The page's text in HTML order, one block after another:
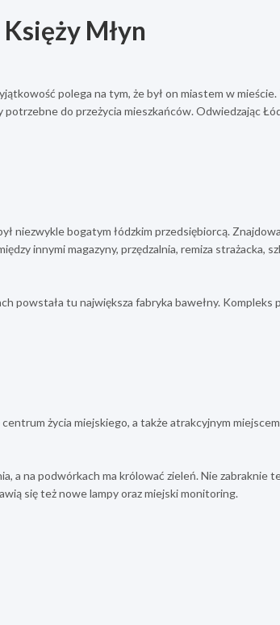
Młyn
polega na tym, że był on miastem w mieście.
do przeżycia mieszkańców. Odwiedzając
niezwykle bogatym łódzkim przedsiębiorcą.
innymi magazyny, przędzalnia, remiza strażacka,
powstała tu największa fabryka bawełny. Kompleks
życia miejskiego, a także atrakcyjnym miejscem
a na podwórkach ma królować zieleń. Nie zabraknie
się też nowe lampy oraz miejski monitoring.